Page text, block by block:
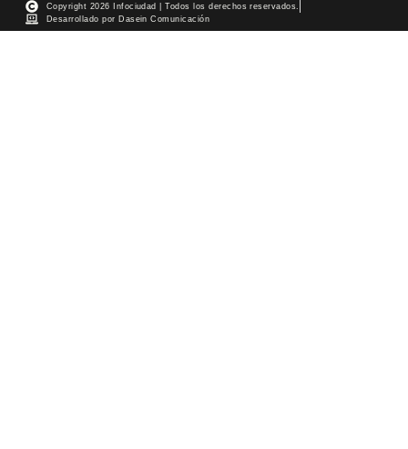
Copyright 2026 Infociudad | Todos los derechos reservados.
Desarrollado por Dasein Comunicación